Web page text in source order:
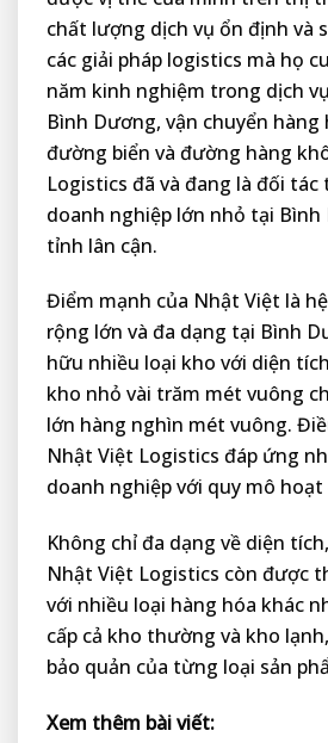
chất lượng dịch vụ ổn định và
các giải pháp logistics mà họ
năm kinh nghiệm trong dịch
Bình Dương, vận chuyển hàng
đường biển và đường hàng
Logistics đã và đang là đối tác
doanh nghiệp lớn nhỏ tại Bình
tỉnh lân cận.
Điểm mạnh của Nhật Việt là
rộng lớn và đa dạng tại Bình
hữu nhiều loại kho với diện
kho nhỏ vài trăm mét vuông
lớn hàng nghìn mét vuông.
Nhật Việt Logistics đáp ứng
doanh nghiệp với quy mô
Không chỉ đa dạng về diện
Nhật Việt Logistics còn được
với nhiều loại hàng hóa khác
cấp cả kho thường và kho
bảo quản của từng loại sản
Xem thêm bài viết: